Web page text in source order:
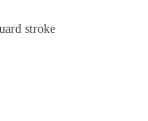
stroke